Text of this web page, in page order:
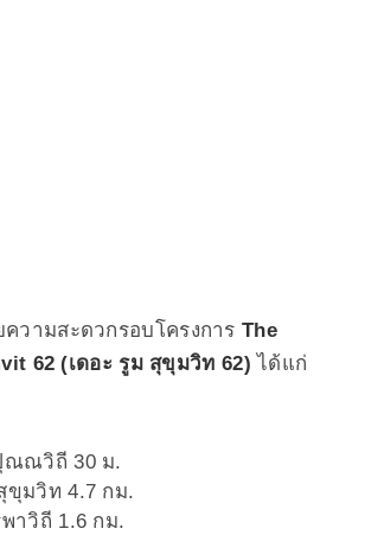
วามสะดวกรอบโครงการ The
62 (เดอะ รูม สุขุมวิท 62) ได้แก่
ณณวิถี 30 ม.
ขุมวิท 4.7 กม.
าวิถี 1.6 กม.